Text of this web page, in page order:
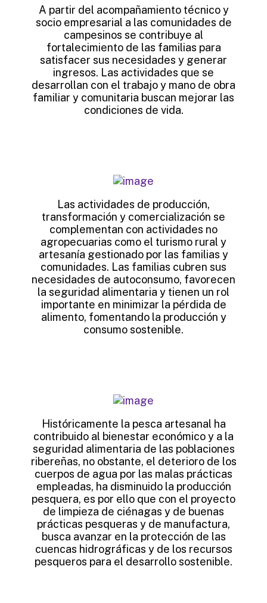
A partir del acompañamiento técnico y
socio empresarial a las comunidades de
campesinos se contribuye al
fortalecimiento de las familias para
satisfacer sus necesidades y generar
ingresos. Las actividades que se
desarrollan con el trabajo y mano de obra
familiar y comunitaria buscan mejorar las
condiciones de vida.
Las actividades de producción,
transformación y comercialización se
complementan con actividades no
agropecuarias como el turismo rural y
artesanía gestionado por las familias y
comunidades. Las familias cubren sus
necesidades de autoconsumo, favorecen
la seguridad alimentaria y tienen un rol
importante en minimizar la pérdida de
alimento, fomentando la producción y
consumo sostenible.
Históricamente la pesca artesanal ha
contribuido al bienestar económico y a la
seguridad alimentaria de las poblaciones
ribereñas, no obstante, el deterioro de los
cuerpos de agua por las malas prácticas
empleadas, ha disminuido la producción
pesquera, es por ello que con el proyecto
de limpieza de ciénagas y de buenas
prácticas pesqueras y de manufactura,
busca avanzar en la protección de las
cuencas hidrográficas y de los recursos
pesqueros para el desarrollo sostenible.